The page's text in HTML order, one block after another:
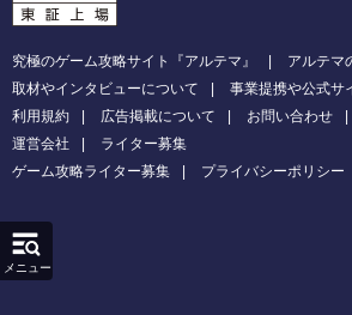
究極のゲーム攻略サイト『アルテマ』
アルテマ
取材やインタビューについて
事業提携や公式サ
利用規約
広告掲載について お問い合わせ
運営会社
ライター募集
ゲーム攻略ライター募集
プライバシーポリシー
メニュー